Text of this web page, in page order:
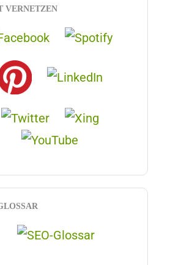
VERNETZEN